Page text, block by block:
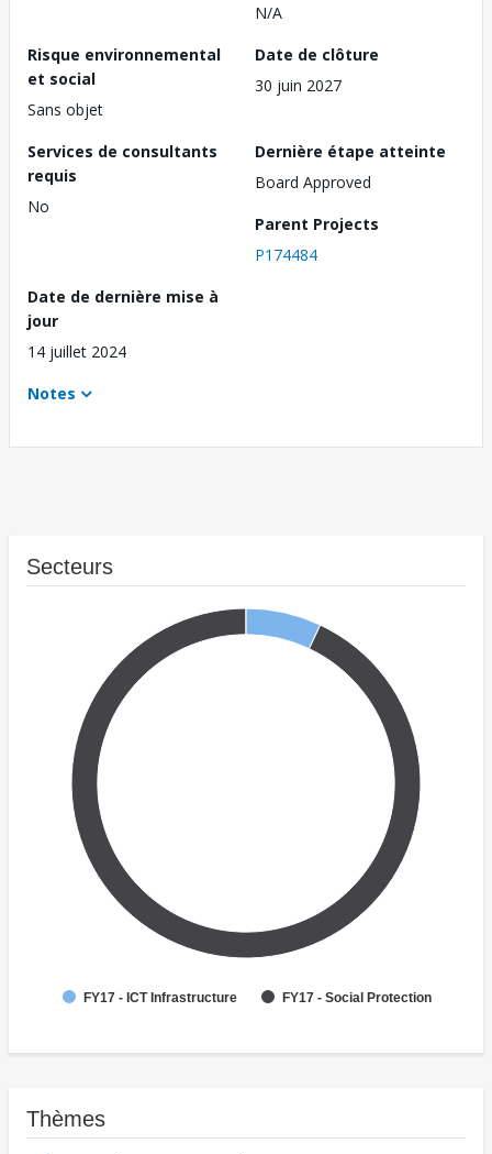
N/A
Risque environnemental
et social
Sans objet
Date de clôture
30 juin 2027
Services de consultants
requis
No
Dernière étape atteinte
Board Approved
Parent Projects
P174484
Date de dernière mise à
jour
14 juillet 2024
Notes
Secteurs
FY17 - ICT Infrastructure FY17 - Social Protection
Thèmes